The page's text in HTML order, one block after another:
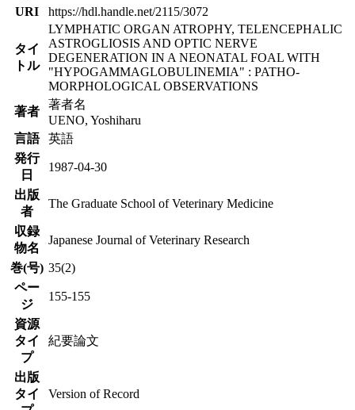
URI https://hdl.handle.net/2115/3072
タイ
トル
LYMPHATIC ORGAN ATROPHY, TELENCEPHALIC
ASTROGLIOSIS AND OPTIC NERVE
DEGENERATION IN A NEONATAL FOAL WITH
"HYPOGAMMAGLOBULINEMIA" : PATHO-
MORPHOLOGICAL OBSERVATIONS
著者
著者名
UENO, Yoshiharu
言語
英語
発行
日
1987-04-30
出版
者
The Graduate School of Veterinary Medicine
収録
物名
Japanese Journal of Veterinary Research
巻(号) 35(2)
ペー
ジ
155-155
資源
タイ
プ
紀要論文
出版
タイ
Version of Record